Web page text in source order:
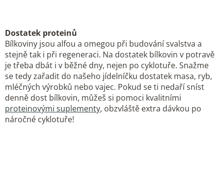
Dostatek proteinů
Bílkoviny jsou alfou a omegou při budování svalstva a
stejně tak i při regeneraci. Na dostatek bílkovin v potravě
je třeba dbát i v běžné dny, nejen po cyklotuře. Snažme
se tedy zařadit do našeho jídelníčku dostatek masa, ryb,
mléčných výrobků nebo vajec. Pokud se ti nedaří sníst
denně dost bílkovin, můžeš si pomoci kvalitními
proteinovými suplementy, obzvláště extra dávkou po
náročné cyklotuře!